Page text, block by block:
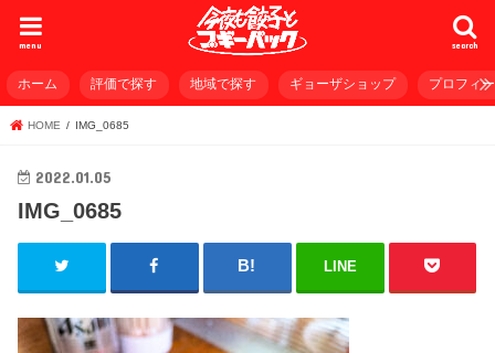
search
menu
ホーム 評価で探す 地域で探す ギョーザショップ プロフィ
HOME IMG_0685
2022.01.05
IMG_0685
LINE